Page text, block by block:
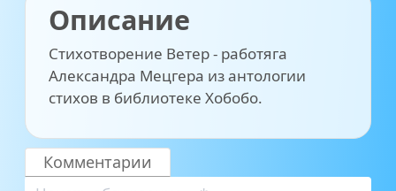
Описание
Стихотворение Ветер - работяга
Александра Мецгера из антологии
стихов в библиотеке Хобобо.
Комментарии